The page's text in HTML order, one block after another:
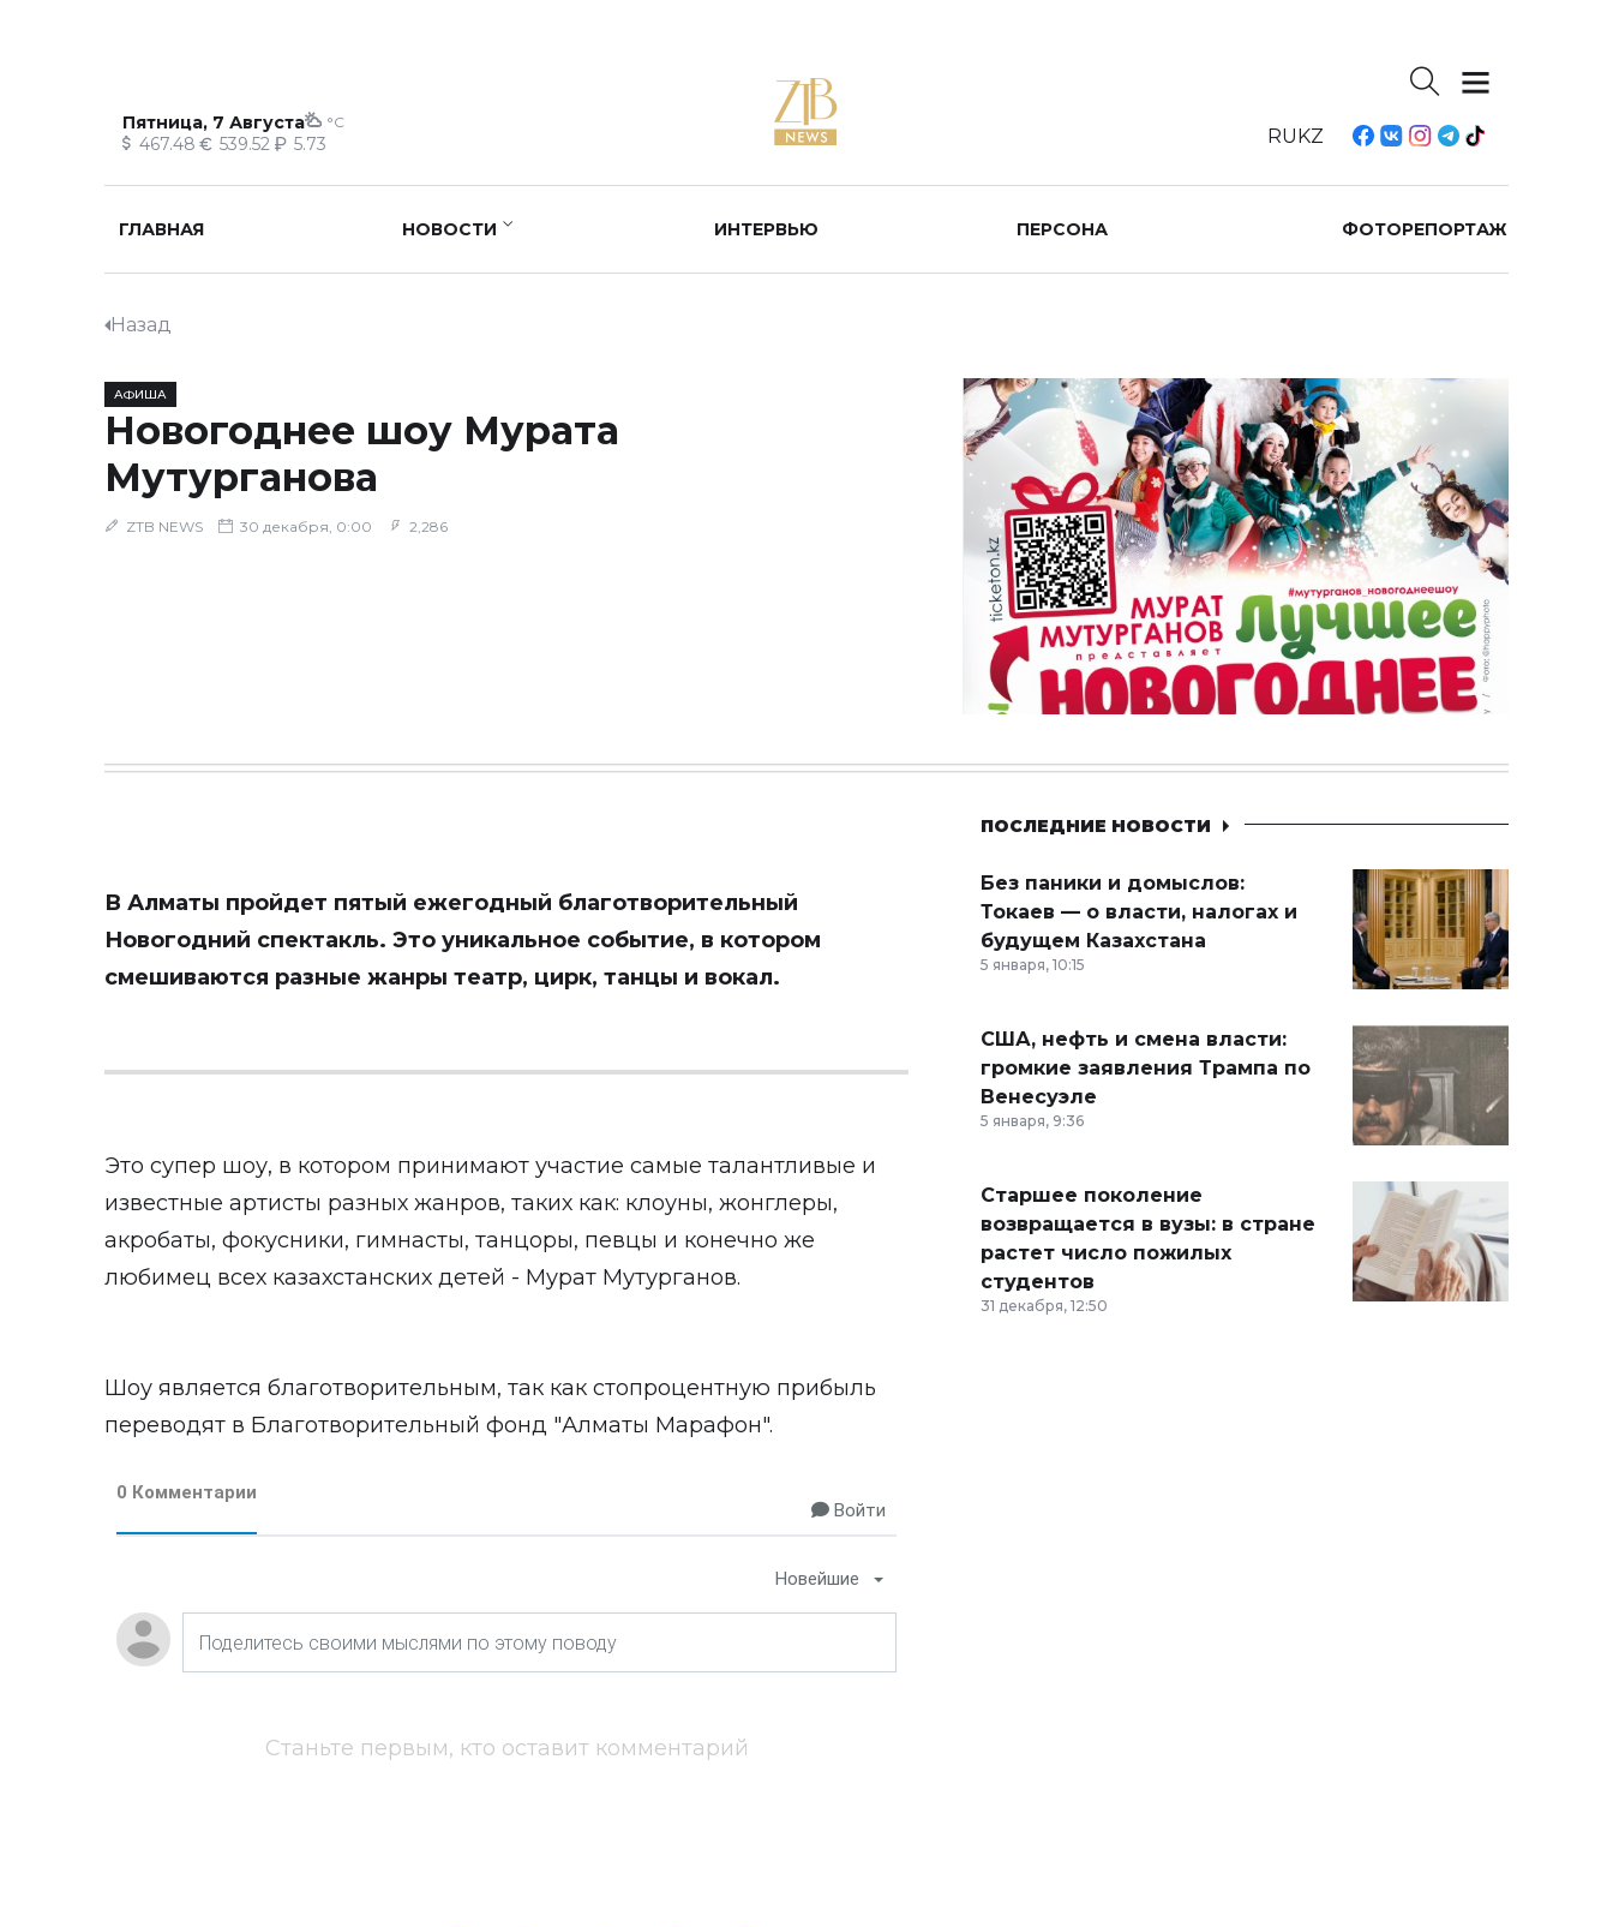
Пятница, 7 Августа °C
467.48 539.52 5.73 RUKZ
ГЛАВНАЯ НОВОСТИ ИНТЕРВЬЮ ПЕРСОНА ФОТОРЕПОРТАЖ
Назад
АФИША
Новогоднее шоу Мурата
Мутурганова
ZTB NEWS 30 декабря, 0:00 2,286
В Алматы пройдет пятый ежегодный благотворительный
Новогодний спектакль. Это уникальное событие, в котором
смешиваются разные жанры театр, цирк, танцы и вокал.
Это супер шоу, в котором принимают участие самые талантливые и
известные артисты разных жанров, таких как: клоуны, жонглеры,
акробаты, фокусники, гимнасты, танцоры, певцы и конечно же
любимец всех казахстанских детей - Мурат Мутурганов.
Шоу является благотворительным, так как стопроцентную прибыль
переводят в Благотворительный фонд "Алматы Марафон".
0 Комментарии
Войти
Новейшие
Станьте первым, кто оставит комментарий
ПОСЛЕДНИЕ НОВОСТИ
Без паники и домыслов:
Токаев — о власти, налогах и
будущем Казахстана
5 января, 10:15
США, нефть и смена власти:
громкие заявления Трампа по
Венесуэле
5 января, 9:36
Старшее поколение
возвращается в вузы: в стране
растет число пожилых
студентов
31 декабря, 12:50